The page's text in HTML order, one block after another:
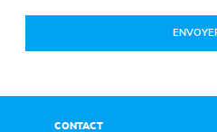
CONTACT